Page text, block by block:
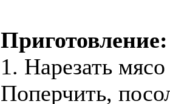
Приготовление:
1. Нарезать
Поперчить,